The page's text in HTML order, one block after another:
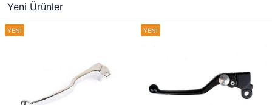
Yeni Ürünler